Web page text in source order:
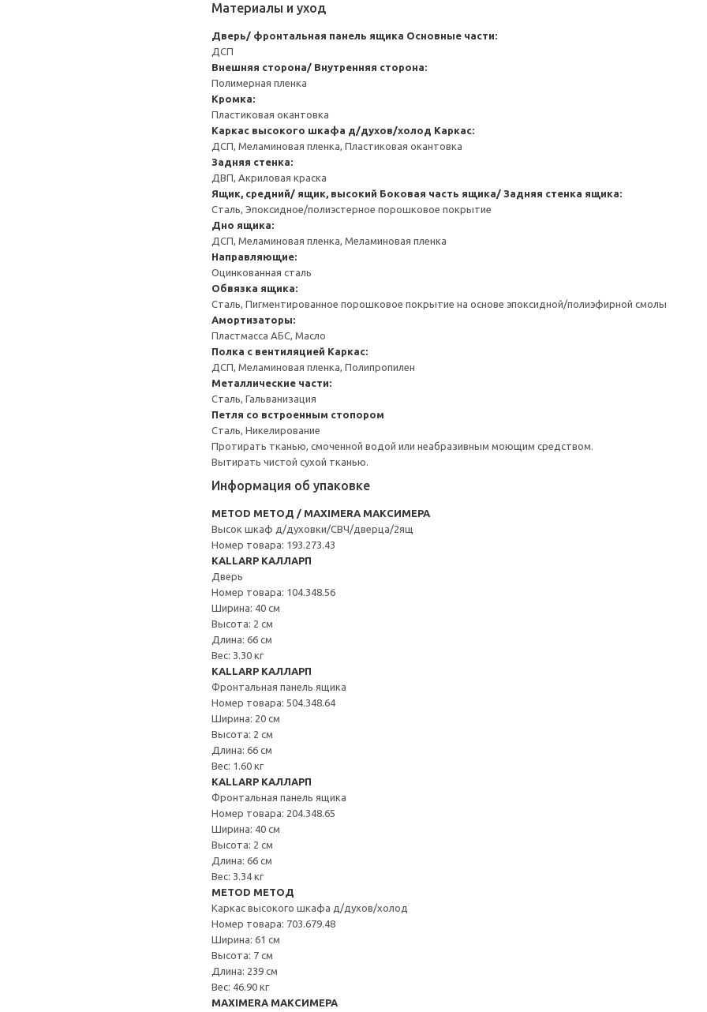
Материалы и уход
Дверь/ фронтальная панель ящика Основные части:
ДСП
Внешняя сторона/ Внутренняя сторона:
Полимерная пленка
Кромка:
Пластиковая окантовка
Каркас высокого шкафа д/духов/холод Каркас:
ДСП, Меламиновая пленка, Пластиковая окантовка
Задняя стенка:
ДВП, Акриловая краска
Ящик, средний/ ящик, высокий Боковая часть ящика/ Задняя стенка ящика:
Сталь, Эпоксидное/полиэстерное порошковое покрытие
Дно ящика:
ДСП, Меламиновая пленка, Меламиновая пленка
Направляющие:
Оцинкованная сталь
Обвязка ящика:
Сталь, Пигментированное порошковое покрытие на основе эпоксидной/полиэфирной смолы
Амортизаторы:
Пластмасса АБС, Масло
Полка с вентиляцией Каркас:
ДСП, Меламиновая пленка, Полипропилен
Металлические части:
Сталь, Гальванизация
Петля со встроенным стопором
Сталь, Никелирование
Протирать тканью, смоченной водой или неабразивным моющим средством.
Вытирать чистой сухой тканью.
Информация об упаковке
METOD МЕТОД / MAXIMERA МАКСИМЕРА
Высок шкаф д/духовки/СВЧ/дверца/2ящ
Номер товара: 193.273.43
KALLARP КАЛЛАРП
Дверь
Номер товара: 104.348.56
Ширина: 40 см
Высота: 2 см
Длина: 66 см
Вес: 3.30 кг
KALLARP КАЛЛАРП
Фронтальная панель ящика
Номер товара: 504.348.64
Ширина: 20 см
Высота: 2 см
Длина: 66 см
Вес: 1.60 кг
KALLARP КАЛЛАРП
Фронтальная панель ящика
Номер товара: 204.348.65
Ширина: 40 см
Высота: 2 см
Длина: 66 см
Вес: 3.34 кг
METOD МЕТОД
Каркас высокого шкафа д/духов/холод
Номер товара: 703.679.48
Ширина: 61 см
Высота: 7 см
Длина: 239 см
Вес: 46.90 кг
MAXIMERA МАКСИМЕРА